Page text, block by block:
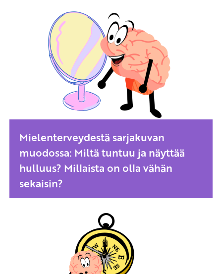
Mielenterveydestä sarjakuvan
muodossa: Miltä tuntuu ja näyttää
hulluus? Millaista on olla vähän
sekaisin?